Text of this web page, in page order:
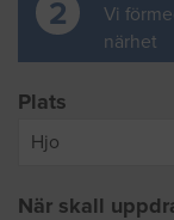
2
Vi
närhet
Plats
När skall